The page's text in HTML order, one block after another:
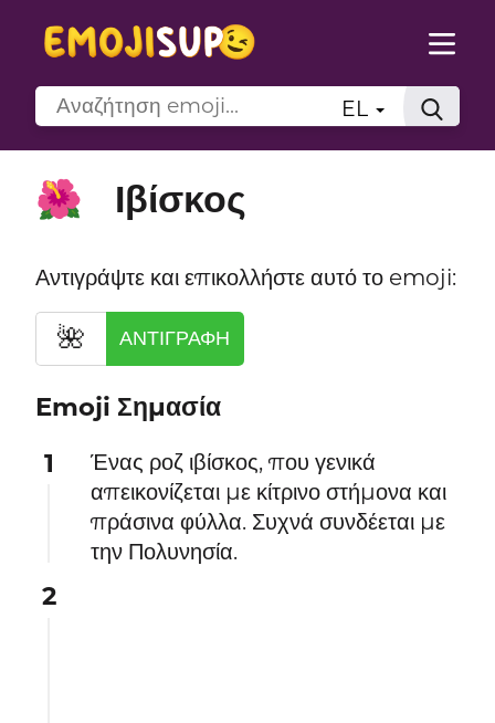
EL
🌺 Ιβίσκος
Αντιγράψτε και επικολλήστε αυτό το emoji:
🌺 ΑΝΤΙΓΡΑΦΉ
Emoji Σημασία
1
Ένας ροζ ιβίσκος, που γενικά
απεικονίζεται με κίτρινο στήμονα και
πράσινα φύλλα. Συχνά συνδέεται με
την Πολυνησία.
2